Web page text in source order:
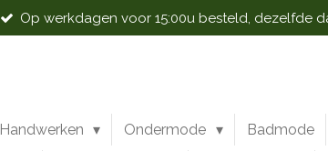
Op werkdagen voor 15:00u besteld, dezelfde
Handwerken Ondermode Badmode